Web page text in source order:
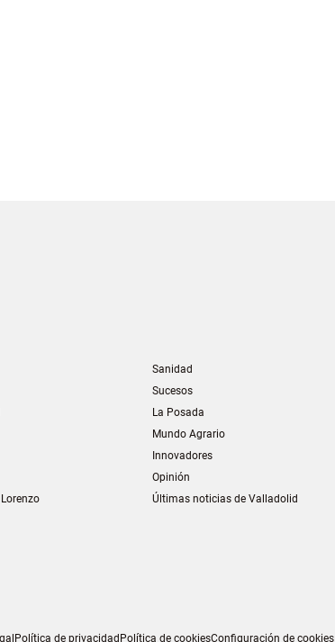
Sanidad
Sucesos
La Posada
Mundo Agrario
Innovadores
Opinión
Últimas noticias de Valladolid
Política de privacidad Política de cookiesConfiguración de cookies